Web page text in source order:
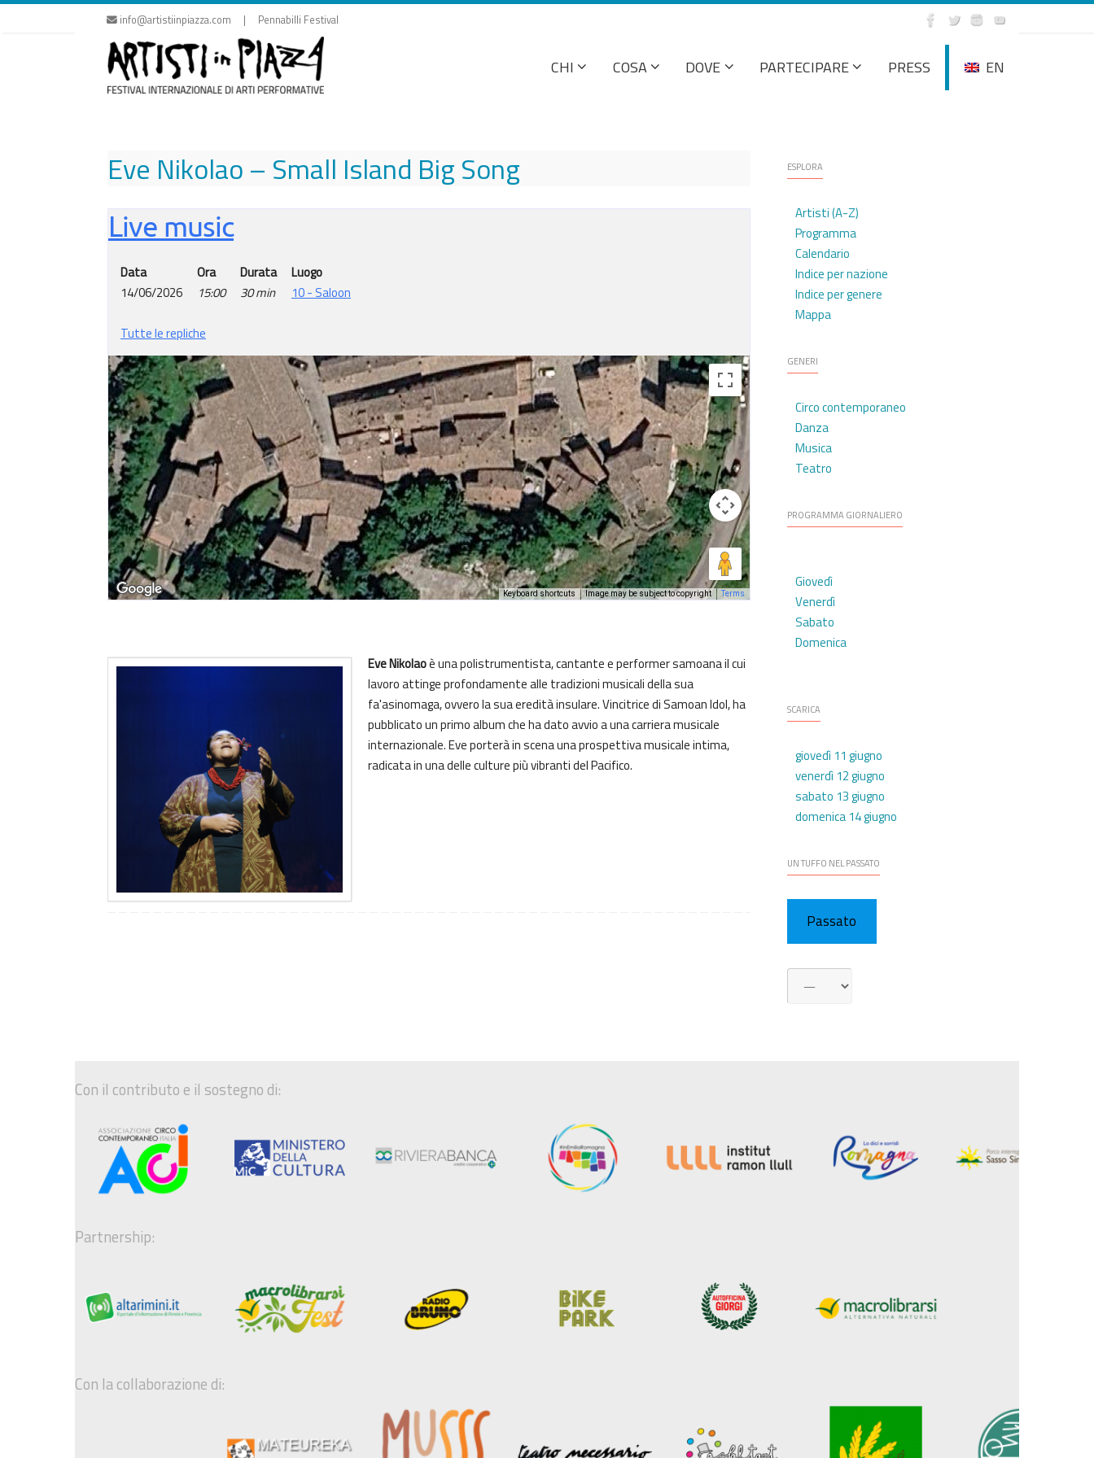
Vai
info@artistiinpiazza.com | Pennabilli Festival
CHI COSA DOVE PARTECIPARE PRESS EN
Eve Nikolao – Small Island Big Song
Live music
Data
14/06/2026
Ora
15:00
Durata
30 min
Luogo
10 - Saloon
Tutte le repliche
Keyboard shortcuts Image may be subject to copyright Terms
Eve Nikolaoè una polistrumentista, cantante e performer samoana il cui
lavoro attinge profondamente alle tradizioni musicali della sua
fa'asinomaga, ovvero la sua eredità insulare. Vincitrice di Samoan Idol, ha
pubblicato un primo album che ha dato avvio a una carriera musicale
internazionale. Eve porterà in scena una prospettiva musicale intima,
radicata in una delle culture più vibranti del Pacifico.
ESPLORA
Artisti (A-Z)
Programma
Calendario
Indice per nazione
Indice per genere
Mappa
GENERI
Circo contemporaneo
Danza
Musica
Teatro
PROGRAMMA GIORNALIERO
Giovedì
Venerdì
Sabato
Domenica
SCARICA
giovedì 11 giugno
venerdì 12 giugno
sabato 13 giugno
domenica 14 giugno
UN TUFFO NEL PASSATO
Passato
Con il contributo e il sostegno di:
Partnership:
Con la collaborazione di: